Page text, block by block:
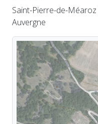
Saint-Pierre-de-
Auvergne